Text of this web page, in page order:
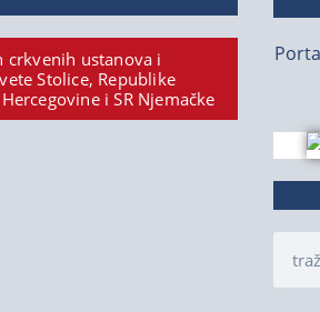
crkvenih ustanova i
Stolice, Republike
i SR Njemačke